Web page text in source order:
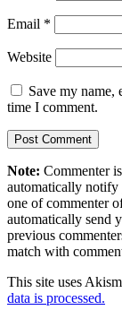
Email *
Website
Save my name,
time I comment.
Note: Commenter
automatically
one of commenter
automatically send
previous
match with
This site uses
data is processed.